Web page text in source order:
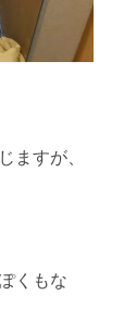
ますが、
くもな